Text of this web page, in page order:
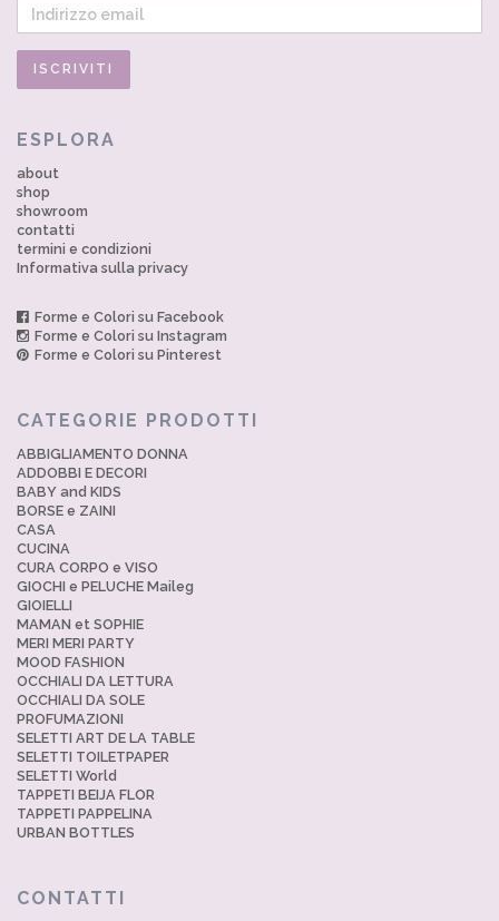
ESPLORA
about
shop
showroom
contatti
termini e condizioni
Informativa sulla privacy
Forme e Colori su Facebook
Forme e Colori su Instagram
Forme e Colori su Pinterest
CATEGORIE PRODOTTI
ABBIGLIAMENTO DONNA
ADDOBBI E DECORI
BABY and KIDS
BORSE e ZAINI
CASA
CUCINA
CURA CORPO e VISO
GIOCHI e PELUCHE Maileg
GIOIELLI
MAMAN et SOPHIE
MERI MERI PARTY
MOOD FASHION
OCCHIALI DA LETTURA
OCCHIALI DA SOLE
PROFUMAZIONI
SELETTI ART DE LA TABLE
SELETTI TOILETPAPER
SELETTI World
TAPPETI BEIJA FLOR
TAPPETI PAPPELINA
URBAN BOTTLES
CONTATTI